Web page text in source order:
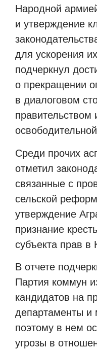
Народной
и утверждение
для ускорения
подчеркнул
о прекращении
в диалоговом
правительством
Среди прочих
отметил
связанные с
сельской
утверждение
признание
субъекта прав в
В отчете
Партия коммун
кандидатов на
департаменты и
поэтому в нем
угрозы в